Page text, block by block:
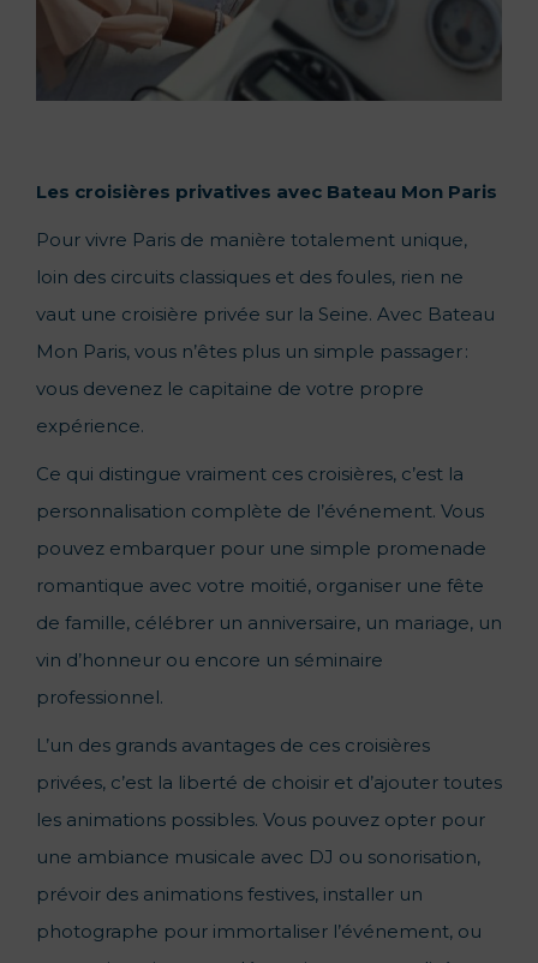
Les croisières privatives avec Bateau Mon Paris
Pour vivre Paris de manière totalement unique,
loin des circuits classiques et des foules, rien ne
vaut une croisière privée sur la Seine. Avec Bateau
Mon Paris, vous n’êtes plus un simple passager :
vous devenez le capitaine de votre propre
expérience.
Ce qui distingue vraiment ces croisières, c’est la
personnalisation complète de l’événement. Vous
pouvez embarquer pour une simple promenade
romantique avec votre moitié, organiser une fête
de famille, célébrer un anniversaire, un mariage, un
vin d’honneur ou encore un séminaire
professionnel.
L’un des grands avantages de ces croisières
privées, c’est la liberté de choisir et d’ajouter toutes
les animations possibles. Vous pouvez opter pour
une ambiance musicale avec DJ ou sonorisation,
prévoir des animations festives, installer un
photographe pour immortaliser l’événement, ou